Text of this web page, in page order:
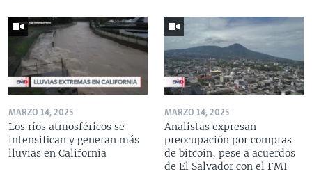
MARZO 14, 2025
Los ríos atmosféricos se
intensifican y generan más
lluvias en California
MARZO 14, 2025
Analistas expresan
preocupación por compras
de bitcoin, pese a acuerdos
de El Salvador con el FMI